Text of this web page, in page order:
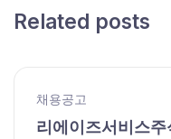
Related posts
채용공고
리에이즈서비스